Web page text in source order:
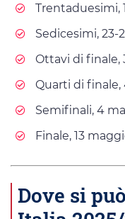
Trentaduesimi,
Sedicesimi,
Ottavi di finale,
Quarti di finale,
Semifinali, 4
Finale, 13
Dove si